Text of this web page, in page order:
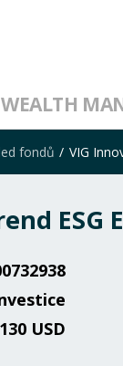
WEALTH
fondů VIG
ESG
USD